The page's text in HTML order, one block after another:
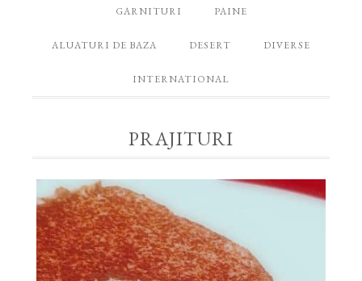
GARNITURI PAINE
ALUATURI DE BAZA DESERT DIVERSE
INTERNATIONAL
PRAJITURI